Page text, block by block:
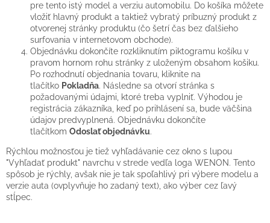
pre tento istý model a verziu automobilu. Do košíka môžete
vložiť hlavný produkt a taktiež vybratý príbuzný produkt z
otvorenej stránky produktu (čo šetrí čas bez ďalšieho
surfovania v internetovom obchode).
Objednávku dokončíte rozkliknutím piktogramu košíku v
pravom hornom rohu stránky z uloženým obsahom košiku.
Po rozhodnutí objednania tovaru, kliknite na
tlačítko Pokladňa. Následne sa otvorí stránka s
požadovanými údajmi, ktoré treba vyplniť. Výhodou je
registrácia zákazníka, keď po prihlásení sa, bude väčšina
údajov predvyplnená. Objednávku dokončíte
tlačítkom Odoslať objednávku.
Rýchlou možnosťou je tiež vyhľadávanie cez okno s lupou
"Vyhľadať produkt" navrchu v strede vedľa loga WENON. Tento
spôsob je rýchly, avšak nie je tak spoľahlivý pri výbere modelu a
verzie auta (ovplyvňuje ho zadaný text), ako výber cez ľavý
stĺpec.